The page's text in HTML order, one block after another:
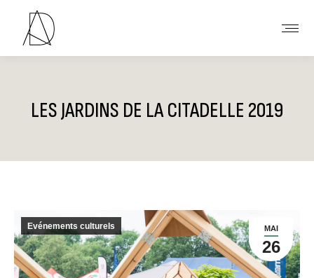
LES JARDINS DE LA CITADELLE 2019
MAI
26
Evénements culturels